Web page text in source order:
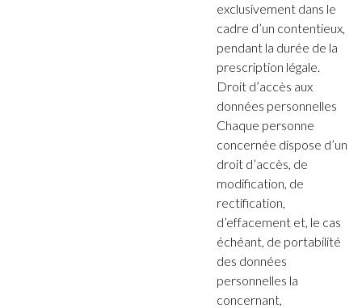
exclusivement dans le
cadre d’un contentieux,
pendant la durée de la
prescription légale.
Droit d’accès aux
données personnelles
Chaque personne
concernée dispose d’un
droit d’accès, de
modification, de
rectification,
d’effacement et, le cas
échéant, de portabilité
des données
personnelles la
concernant,